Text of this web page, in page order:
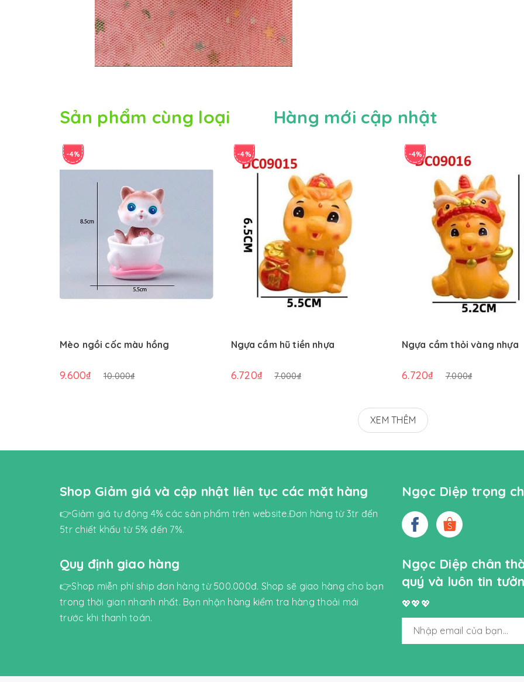
Sản phẩm cùng loại Hàng mới cập nhật
-4%
Mèo ngồi cốc màu hồng
9.600₫ 10.000₫
-4%
Ngựa cầm hũ tiền nhựa
6.720₫ 7.000₫
-4%
Ngựa cầm thỏi vàng nhựa
6.720₫ 7.000₫
XEM THÊM
Shop Giảm giá và cập nhật liên tục các mặt hàng
👉Giảm giá tự động 4% các sản phẩm trên website.Đơn hàng từ 3tr đến
5tr chiết khấu từ 5% đến 7%.
Quy định giao hàng
👉Shop miễn phí ship đơn hàng từ 500.000đ. Shop sẽ giao hàng cho bạn
trong thời gian nhanh nhất. Bạn nhận hàng kiểm tra hàng thoải mái
trước khi thanh toán.
Ngọc Diệp trọng
Ngọc Diệp chân
quý và luôn tin
💖💖💖